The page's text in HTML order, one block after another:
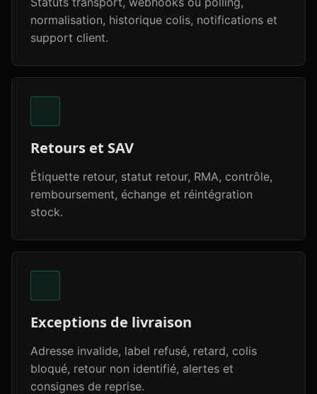
normalisation, historique colis, notifications et
support client.
Retours et SAV
Étiquette retour, statut retour, RMA, contrôle,
remboursement, échange et réintégration
stock.
Exceptions de livraison
Adresse invalide, label refusé, retard, colis
bloqué, retour non identifié, alertes et
consignes de reprise.